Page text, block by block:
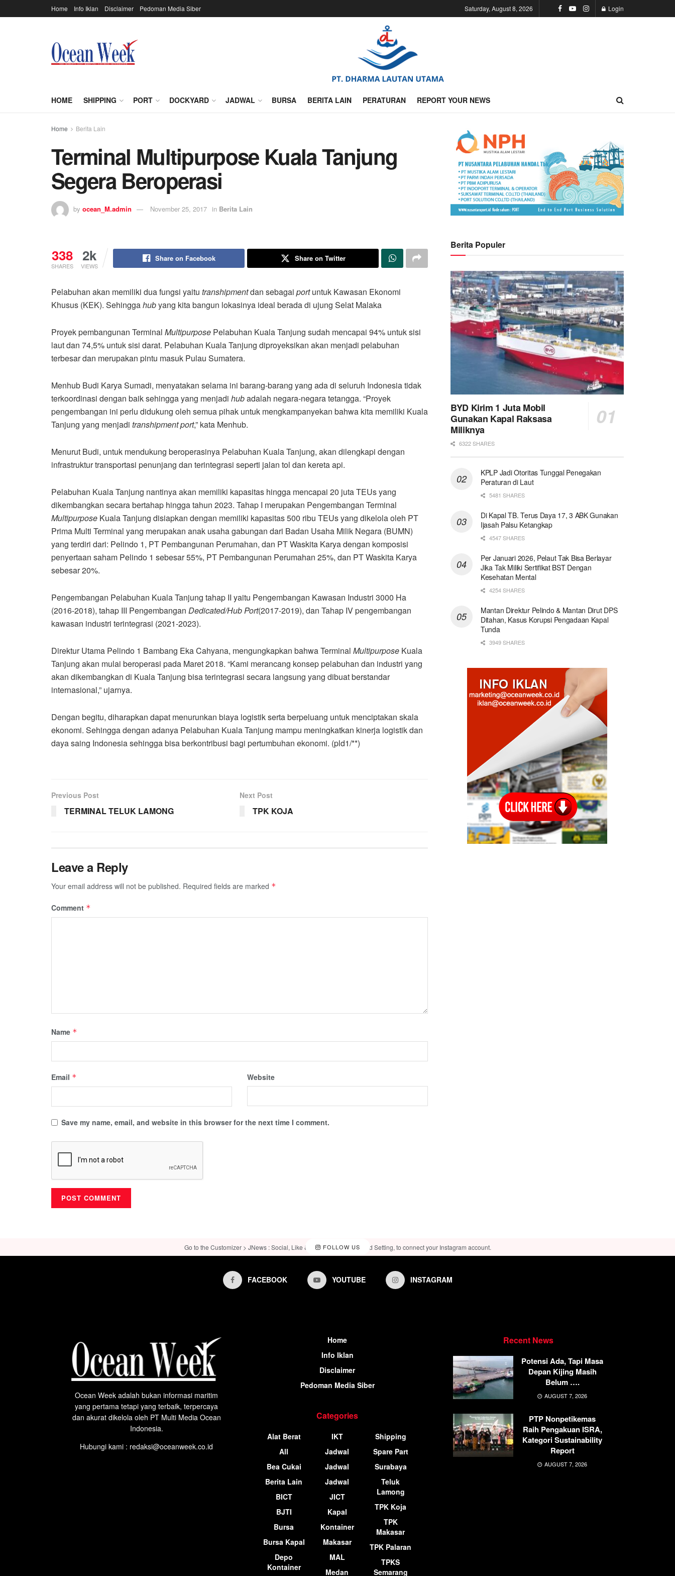
Home Info Iklan Disclaimer Pedoman Media Siber Saturday, August 8, 2026 Login
HOME SHIPPING PORT DOCKYARD JADWAL BURSA BERITA LAIN PERATURAN REPORT YOUR NEWS
Home Berita Lain
Terminal Multipurpose Kuala Tanjung
Segera Beroperasi
by ocean_M.admin November 25, 2017 in Berita Lain
338
SHARES
2k
VIEWS
Share on Facebook Share on Twitter
Pelabuhan akan memiliki dua fungsi yaitu transhipmentdan sebagai portuntuk Kawasan Ekonomi
Khusus (KEK). Sehinggahubyang kita bangun lokasinya ideal berada di ujung Selat Malaka
Proyek pembangunan Terminal Multipurpose Pelabuhan Kuala Tanjung sudah mencapai 94% untuk sisi
laut dan 74,5% untuk sisi darat. Pelabuhan Kuala Tanjung diproyeksikan akan menjadi pelabuhan
terbesar dan merupakan pintu masuk Pulau Sumatera.
Menhub Budi Karya Sumadi, menyatakan selama ini barang-barang yang ada di seluruh Indonesia tidak
terkoordinasi dengan baik sehingga yang menjadi hubadalah negara-negara tetangga. “Proyek
pengembangan ini perlu didukung oleh semua pihak untuk mengkampanyekan bahwa kita memiliki Kuala
Tanjung yang menjadi transhipment port,” kata Menhub.
Menurut Budi, untuk mendukung beroperasinya Pelabuhan Kuala Tanjung, akan dilengkapi dengan
infrastruktur transportasi penunjang dan terintegrasi seperti jalan tol dan kereta api.
Pelabuhan Kuala Tanjung nantinya akan memiliki kapasitas hingga mencapai 20 juta TEUs yang
dikembangkan secara bertahap hingga tahun 2023. Tahap I merupakan Pengembangan Terminal
Multipurpose Kuala Tanjung disiapkan dengan memiliki kapasitas 500 ribu TEUs yang dikelola oleh PT
Prima Multi Terminal yang merupakan anak usaha gabungan dari Badan Usaha Milik Negara (BUMN)
yang terdiri dari: Pelindo 1, PT Pembangunan Perumahan, dan PT Waskita Karya dengan komposisi
penyertaan saham Pelindo 1 sebesar 55%, PT Pembangunan Perumahan 25%, dan PT Waskita Karya
sebesar 20%.
Pengembangan Pelabuhan Kuala Tanjung tahap II yaitu Pengembangan Kawasan Industri 3000 Ha
(2016-2018), tahap III Pengembangan Dedicated/Hub Port(2017-2019), dan Tahap IV pengembangan
kawasan industri terintegrasi (2021-2023).
Direktur Utama Pelindo 1 Bambang Eka Cahyana, mengungkapkan bahwa Terminal Multipurpose Kuala
Tanjung akan mulai beroperasi pada Maret 2018. “Kami merancang konsep pelabuhan dan industri yang
akan dikembangkan di Kuala Tanjung bisa terintegrasi secara langsung yang dibuat berstandar
internasional,” ujarnya.
Dengan begitu, diharapkan dapat menurunkan biaya logistik serta berpeluang untuk menciptakan skala
ekonomi. Sehingga dengan adanya Pelabuhan Kuala Tanjung mampu meningkatkan kinerja logistik dan
daya saing Indonesia sehingga bisa berkontribusi bagi pertumbuhan ekonomi. (pld1/**)
Previous Post
TERMINAL TELUK LAMONG
Next Post
TPK KOJA
Leave a Reply
Your email address will not be published. Required fields are marked *
Comment *
Name *
Email * Website
Save my name, email, and website in this browser for the next time I comment.
Berita Populer
BYD Kirim 1 Juta Mobil
Gunakan Kapal Raksasa
Miliknya
6322 SHARES
KPLP Jadi Otoritas Tunggal Penegakan
Peraturan di Laut
5481 SHARES
Di Kapal TB. Terus Daya 17, 3 ABK Gunakan
Ijasah Palsu Ketangkap
4547 SHARES
Per Januari 2026, Pelaut Tak Bisa Berlayar
Jika Tak Miliki Sertifikat BST Dengan
Kesehatan Mental
4254 SHARES
Mantan Direktur Pelindo & Mantan Dirut DPS
Ditahan, Kasus Korupsi Pengadaan Kapal
Tunda
3949 SHARES
FOLLOW US
Go to the Customizer > JNews : Social, Like & View > Instagram Feed Setting, to connect your Instagram account.
FACEBOOK YOUTUBE INSTAGRAM
Ocean Week adalah bukan informasi maritim
yang pertama tetapi yang terbaik, terpercaya
dan akurat dikelola oleh PT Multi Media Ocean
Indonesia.
Hubungi kami : redaksi@oceanweek.co.id
Home
Info Iklan
Disclaimer
Pedoman Media Siber
Categories
Alat Berat
All
Bea Cukai
Berita Lain
BICT
BJTI
Bursa
Bursa Kapal
Depo
Kontainer
IKT
Jadwal
Jadwal
Jadwal
JICT
Kapal
Kontainer
Makasar
MAL
Medan
Shipping
Spare Part
Surabaya
Teluk
Lamong
TPK Koja
TPK
Makasar
TPK Palaran
TPKS
Semarang
Recent News
Potensi Ada, Tapi Masa
Depan Kijing Masih
Belum ….
AUGUST 7, 2026
PTP Nonpetikemas
Raih Pengakuan ISRA,
Kategori Sustainability
Report
AUGUST 7, 2026